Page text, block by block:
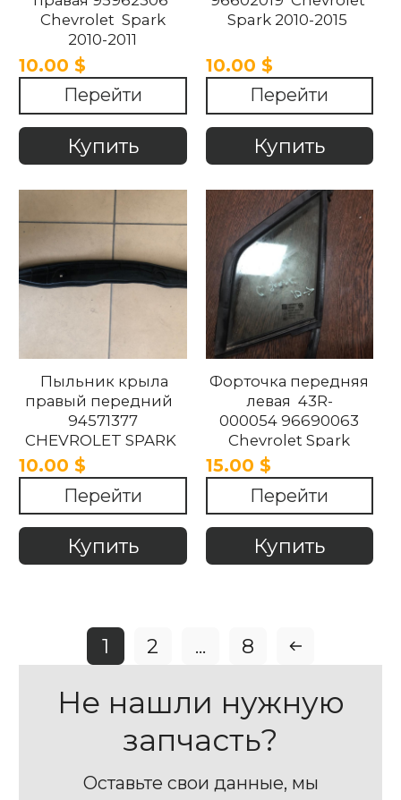
Chevrolet Spark
2010-2011
10.00 $
Перейти
Купить
Spark 2010-2015
10.00 $
Перейти
Купить
Пыльник крыла
правый передний
94571377
CHEVROLET SPARK
2010-2015 M300
10.00 $
Перейти
Купить
Форточка передняя
левая 43R-
000054 96690063
Chevrolet Spark
M300 2010-2015.
15.00 $
Перейти
Купить
1 2 ... 8
Не нашли нужную
запчасть?
Оставьте свои данные, мы